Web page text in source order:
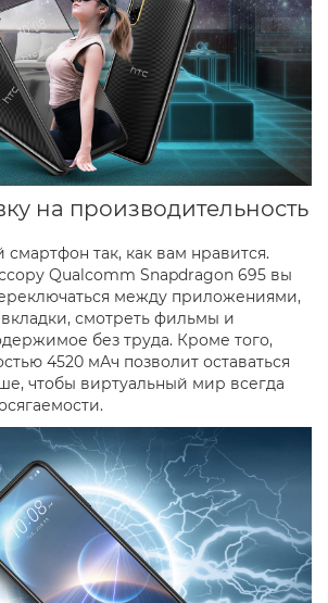
на производительность
смартфон так, как вам нравится.
Qualcomm Snapdragon 695 вы
между приложениями,
смотреть фильмы и
без труда. Кроме того,
4520 мАч позволит оставаться
чтобы виртуальный мир всегда